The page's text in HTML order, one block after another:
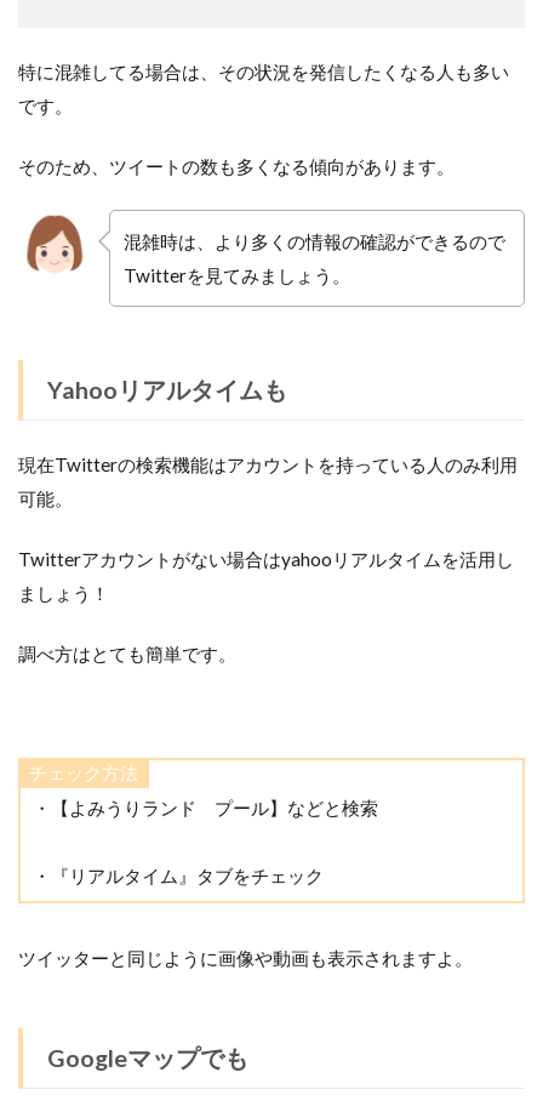
特に混雑してる場合は、その状況を発信したくなる人も多い
です。
そのため、ツイートの数も多くなる傾向があります。
混雑時は、より多くの情報の確認ができるので
Twitterを見てみましょう。
Yahooリアルタイムも
現在Twitterの検索機能はアカウントを持っている人のみ利用
可能。
Twitterアカウントがない場合はyahooリアルタイムを活用し
ましょう！
調べ方はとても簡単です。
チェック方法
・【よみうりランド プール】などと検索
・『リアルタイム』タブをチェック
ツイッターと同じように画像や動画も表示されますよ。
Googleマップでも